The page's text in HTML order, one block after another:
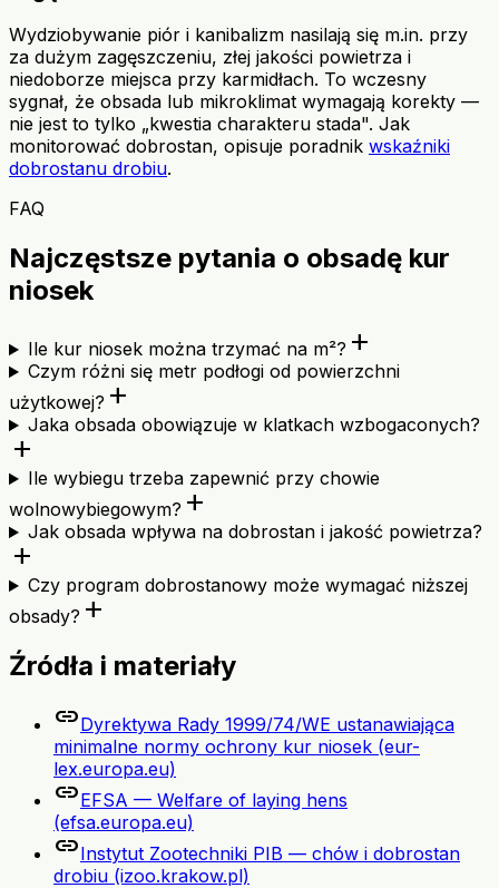
Wydziobywanie piór i kanibalizm nasilają się m.in. przy
za dużym zagęszczeniu, złej jakości powietrza i
niedoborze miejsca przy karmidłach. To wczesny
sygnał, że obsada lub mikroklimat wymagają korekty —
nie jest to tylko „kwestia charakteru stada". Jak
monitorować dobrostan, opisuje poradnik wskaźniki
dobrostanu drobiu.
FAQ
Najczęstsze pytania o obsadę kur
niosek
Ile kur niosek można trzymać na m²? add
Czym różni się metr podłogi od powierzchni
użytkowej? add
Jaka obsada obowiązuje w klatkach wzbogaconych?
add
Ile wybiegu trzeba zapewnić przy chowie
wolnowybiegowym? add
Jak obsada wpływa na dobrostan i jakość powietrza?
add
Czy program dobrostanowy może wymagać niższej
obsady? add
Źródła i materiały
linkDyrektywa Rady 1999/74/WE ustanawiająca
minimalne normy ochrony kur niosek (eur-
lex.europa.eu)
linkEFSA — Welfare of laying hens
(efsa.europa.eu)
linkInstytut Zootechniki PIB — chów i dobrostan
drobiu (izoo.krakow.pl)